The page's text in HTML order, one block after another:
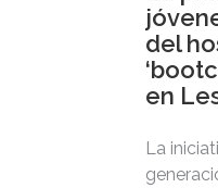
del
en
La